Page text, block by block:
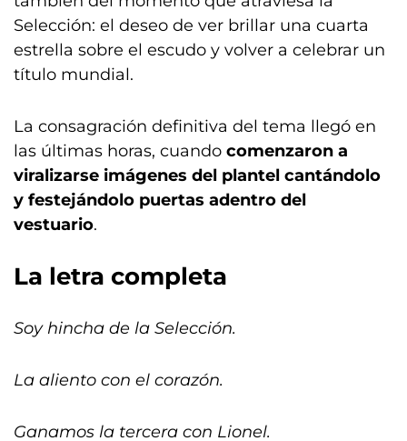
Selección: el deseo de ver brillar una cuarta
estrella sobre el escudo y volver a celebrar un
título mundial.
La consagración definitiva del tema llegó en
las últimas horas, cuando comenzaron a
viralizarse imágenes del plantel cantándolo
y festejándolo puertas adentro del
vestuario.
La letra completa
Soy hincha de la Selección.
La aliento con el corazón.
Ganamos la tercera con Lionel.